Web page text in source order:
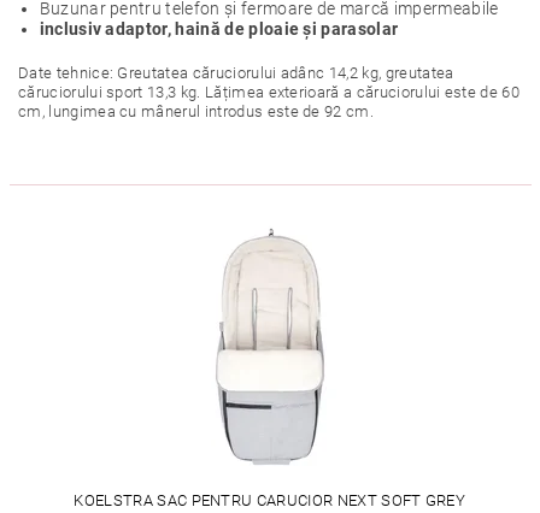
Buzunar pentru telefon și fermoare de marcă impermeabile
inclusiv adaptor, haină de ploaie și parasolar
Date tehnice: Greutatea căruciorului adânc 14,2 kg, greutatea
căruciorului sport 13,3 kg. Lățimea exterioară a căruciorului este de 60
cm, lungimea cu mânerul introdus este de 92 cm.
KOELSTRA SAC PENTRU CARUCIOR NEXT SOFT GREY